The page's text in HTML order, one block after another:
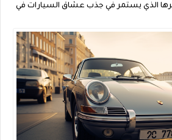
الذي يستمر في جذب عشاق السيارات في